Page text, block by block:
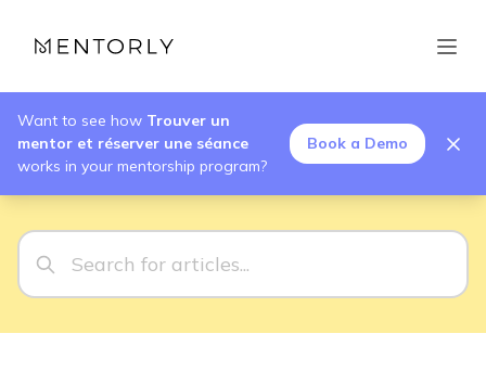
Want to see how Trouver un
mentor et réserver une séance
works in your mentorship program?
Book a Demo